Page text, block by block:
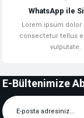
WhatsApp ile
Lorem ipsum dolor
consectetur tellus
vulputate.
E-Bültenimize